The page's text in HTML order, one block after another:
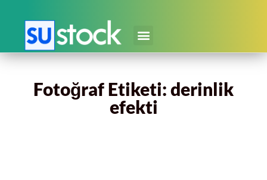
Fotoğraf Etiketi: derinlik
efekti